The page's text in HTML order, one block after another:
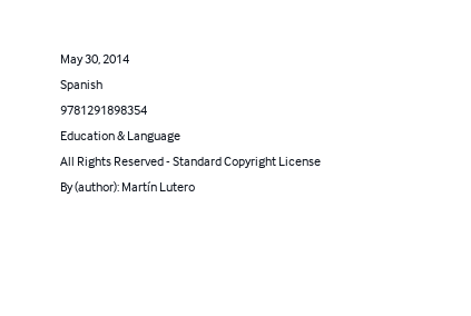
May 30, 2014
Spanish
9781291898354
Education & Language
All Rights Reserved - Standard Copyright License
By (author): Martín Lutero